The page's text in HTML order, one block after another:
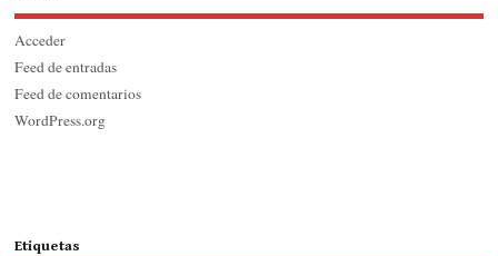
Acceder
Feed de entradas
Feed de comentarios
WordPress.org
Etiquetas